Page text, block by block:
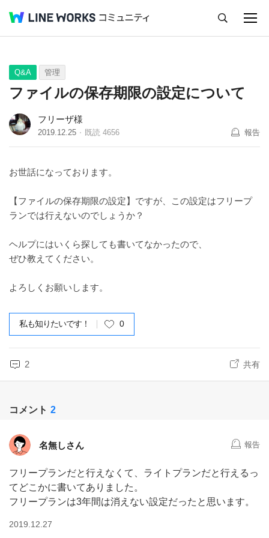
Q&A Tips Ideas
Q&A 管理
ファイルの保存期限の設定について
フリーザ様
2019.12.25 既読 4656 報告
お世話になっております。
【ファイルの保存期限の設定】ですが、この設定はフリープ
ランでは行えないのでしょうか？
ヘルプにはいくら探しても書いてなかったので、
ぜひ教えてください。
よろしくお願いします。
私も知りたいです！ 0
2 共有
コメント 2
名無しさん 報告
フリープランだと行えなくて、ライトプランだと行えるっ
てどこかに書いてありました。
フリープランは3年間は消えない設定だったと思います。
2019.12.27